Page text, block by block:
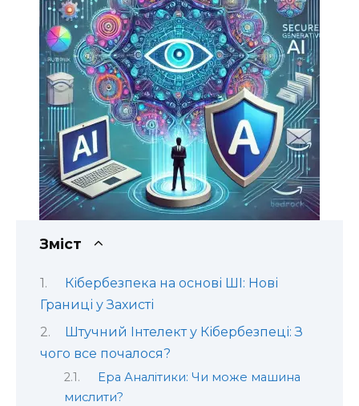
Зміст
Кібербезпека на основі ШІ: Нові
Границі у Захисті
Штучний Інтелект у Кібербезпеці: З
чого все почалося?
Ера Аналітики: Чи може машина
мислити?